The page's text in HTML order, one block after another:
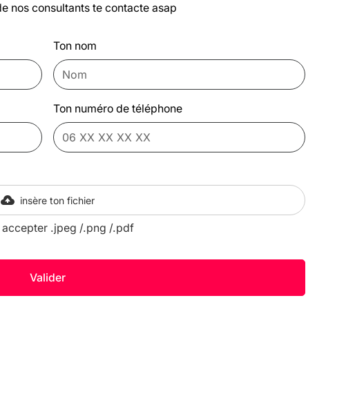
nos consultants te contacte asap
Ton nom
Ton numéro de téléphone
insère ton fichier
accepter .jpeg /.png /.pdf